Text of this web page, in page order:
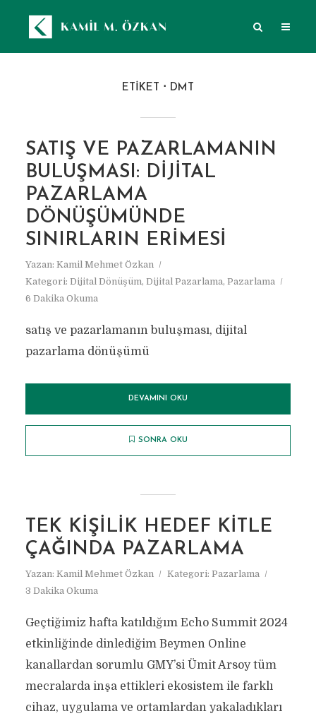
ETIKET DMT
SATIŞ VE PAZARLAMANIN
BULUŞMASI: DIJITAL
PAZARLAMA
DÖNÜŞÜMÜNDE
SINIRLARIN ERIMESI
Yazan: Kamil Mehmet Özkan
Kategori: Dijital Dönüşüm, Dijital Pazarlama, Pazarlama
6 Dakika Okuma
satış ve pazarlamanın buluşması, dijital
pazarlama dönüşümü
DEVAMINI OKU
SONRA OKU
TEK KIŞILIK HEDEF KITLE
ÇAĞINDA PAZARLAMA
Yazan: Kamil Mehmet Özkan Kategori: Pazarlama
3 Dakika Okuma
Geçtiğimiz hafta katıldığım Echo Summit 2024
etkinliğinde dinlediğim Beymen Online
kanallardan sorumlu GMY’si Ümit Arsoy tüm
mecralarda inşa ettikleri ekosistem ile farklı
cihaz, uygulama ve ortamlardan yakaladıkları